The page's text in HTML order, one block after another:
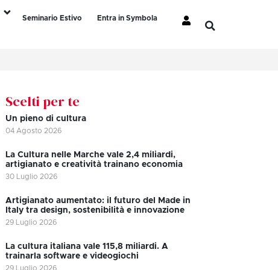
Seminario Estivo
Entra in Symbola
Scelti per te
Un pieno di cultura
04 Agosto 2026
La Cultura nelle Marche vale 2,4 miliardi,
artigianato e creatività trainano economia
30 Luglio 2026
Artigianato aumentato: il futuro del Made in
Italy tra design, sostenibilità e innovazione
29 Luglio 2026
La cultura italiana vale 115,8 miliardi. A
trainarla software e videogiochi
29 Luglio 2026